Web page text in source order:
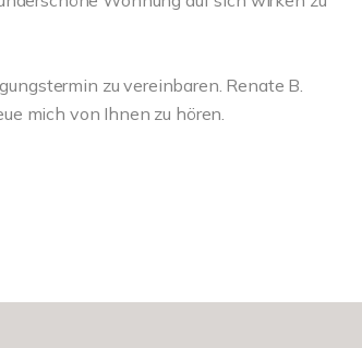
zu vereinbaren. Renate B.
mich von Ihnen zu hören.